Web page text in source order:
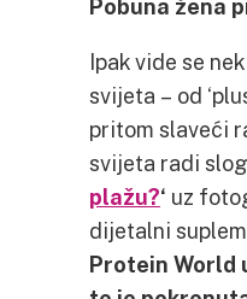
Pobuna žena
Ipak vide se
svijeta – od
pritom slaveći
svijeta radi
plažu?‘ uz
dijetalni
Protein World